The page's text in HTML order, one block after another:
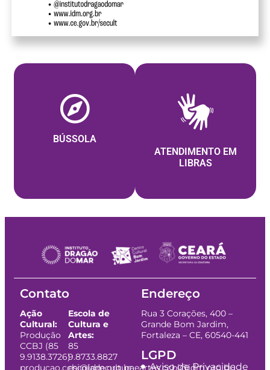
BÚSSOLA
ATENDIMENTO EM
LIBRAS
Contato
Ação
Cultural:
Produção
CCBJ (85
9.9138.3726)
producao.ccbj@idm.org.br
Escola de
Cultura e
Artes:
85
9.8733.8827
escoladeculturaeartes.ccbj@idm.org.br
Endereço
Rua 3 Corações, 400 –
Grande Bom Jardim,
Fortaleza – CE, 60540-441
LGPD
Aviso de Privacidade